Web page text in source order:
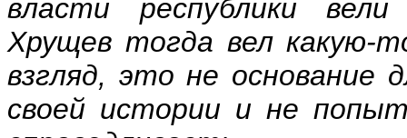
власти республики
Хрущев тогда вел какую-
взгляд, это не
своей истории и не